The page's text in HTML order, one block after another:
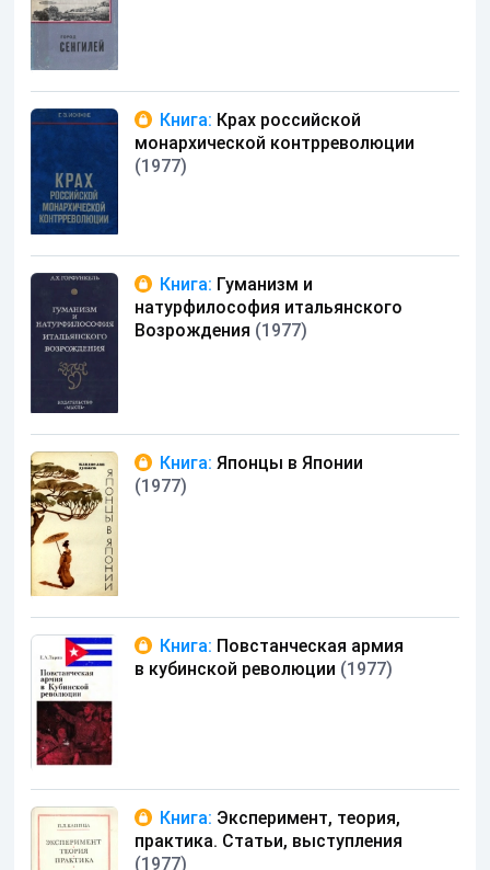
Книга: Крах российской
монархической контрреволюции
(1977)
Книга: Гуманизм и
натурфилософия итальянского
Возрождения (1977)
Книга: Японцы в Японии
(1977)
Книга: Повстанческая армия
в кубинской революции (1977)
Книга: Эксперимент, теория,
практика. Статьи, выступления
(1977)